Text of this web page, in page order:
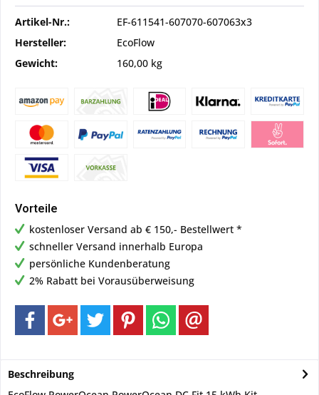
Artikel-Nr.:
EF-611541-607070-607063x3
Hersteller:
EcoFlow
Gewicht:
160,00 kg
Vorteile
kostenloser Versand ab € 150,- Bestellwert *
schneller Versand innerhalb Europa
persönliche Kundenberatung
2% Rabatt bei Vorausüberweisung
Beschreibung